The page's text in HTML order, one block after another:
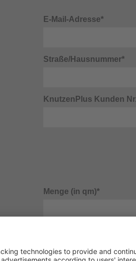
E-Mail-Adresse*
Straße/Hausnummer*
KnutzenPlus Kunden
Menge (in qm)*